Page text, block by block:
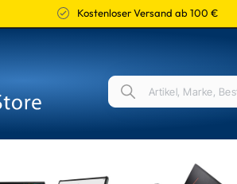
Kostenloser Versand ab 100 €